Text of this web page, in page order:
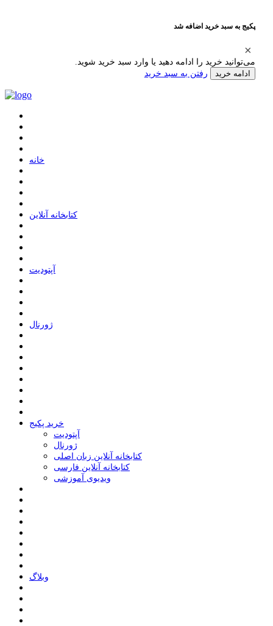
پکیج به سبد خرید اضافه شد
می‌توانید خرید را ادامه دهید یا وارد سبد خرید شوید.
ادامه خرید رفتن به سبد خرید
ﺧﺎﻧﻪ
ﮐﺘﺎﺑﺨﺎﻧﻪ ﺁﻧﻼﯾﻦ
ﺁﭘﺘﻮﺩﯾﺖ
ﮊﻭﺭﻧﺎﻝ
خرید پکیج
ﺁﭘﺘﻮﺩﯾﺖ
ﮊﻭﺭﻧﺎﻝ
کتابخانه آنلاین زبان اصلی
کتابخانه آنلاین فارسی
ویدیوی آموزشی
وبلاگ